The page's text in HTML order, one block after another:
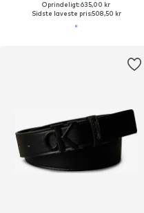
Oprindeligt: 635,00 kr
Sidste laveste pris:508,50 kr